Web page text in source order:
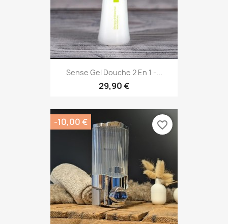
Sense Gel Douche 2 En 1 -...
29,90 €
-10,00 € favorite_border